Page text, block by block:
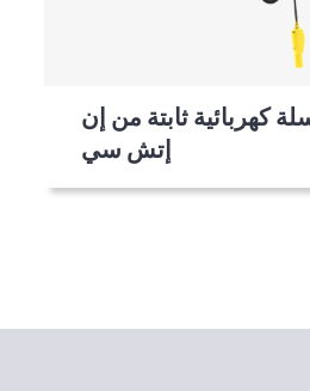
كهربائية ثابتة من إن
إتش سي